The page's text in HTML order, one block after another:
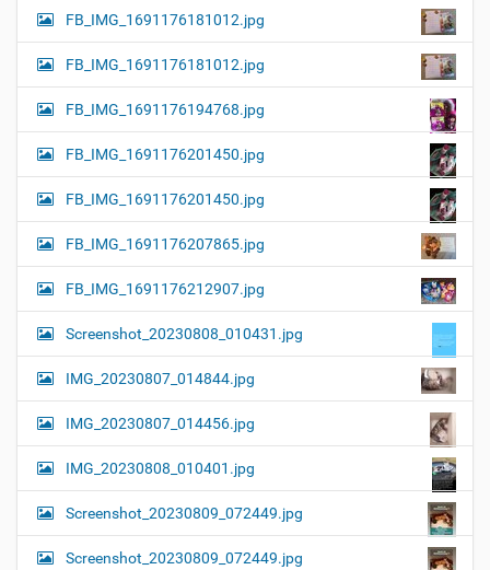
FB_IMG_1691176181012.jpg
FB_IMG_1691176181012.jpg
FB_IMG_1691176194768.jpg
FB_IMG_1691176201450.jpg
FB_IMG_1691176201450.jpg
FB_IMG_1691176207865.jpg
FB_IMG_1691176212907.jpg
Screenshot_20230808_010431.jpg
IMG_20230807_014844.jpg
IMG_20230807_014456.jpg
IMG_20230808_010401.jpg
Screenshot_20230809_072449.jpg
Screenshot_20230809_072449.jpg